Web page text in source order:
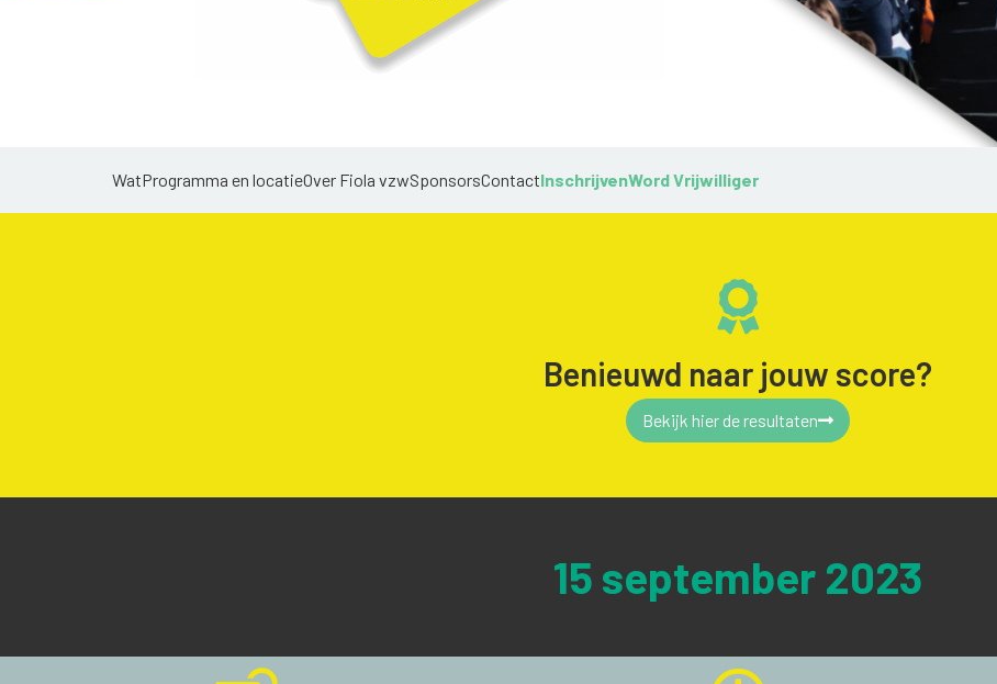
WatProgramma en locatieOver Fiola vzwSponsorsContactInschrijvenWord Vrijwilliger
Benieuwd naar jouw score?
Bekijk hier de resultaten
15 september 2023